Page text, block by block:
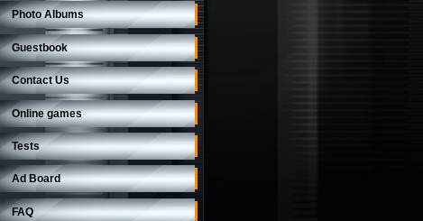
Photo Albums
Guestbook
Contact Us
Online games
Tests
Ad Board
FAQ